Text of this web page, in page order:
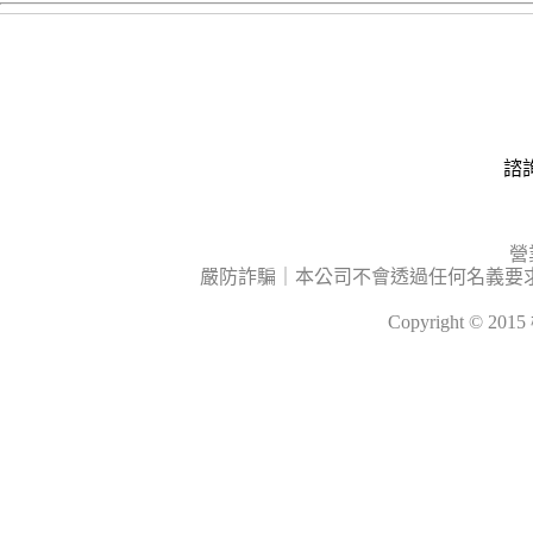
諮
營
嚴防詐騙｜本公司不會透過任何名義
Copyright ©